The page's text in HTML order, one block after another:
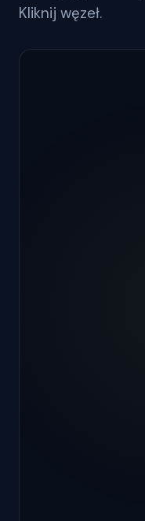
Kliknij węzeł.